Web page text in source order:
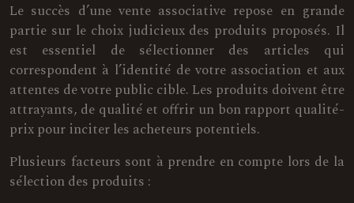
Le succès d’une vente associative repose en grande
partie sur le choix judicieux des produits proposés. Il
est essentiel de sélectionner des articles qui
correspondent à l’identité de votre association et aux
attentes de votre public cible. Les produits doivent être
attrayants, de qualité et offrir un bon rapport qualité-
prix pour inciter les acheteurs potentiels.
Plusieurs facteurs sont à prendre en compte lors de la
sélection des produits :